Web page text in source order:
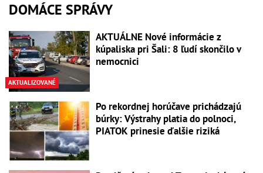
DOMÁCE SPRÁVY
AKTUALIZOVANÉ
AKTUÁLNE Nové informácie z
kúpaliska pri Šali: 8 ľudí skončilo v
nemocnici
Po rekordnej horúčave prichádzajú
búrky: Výstrahy platia do polnoci,
PIATOK prinesie ďalšie riziká